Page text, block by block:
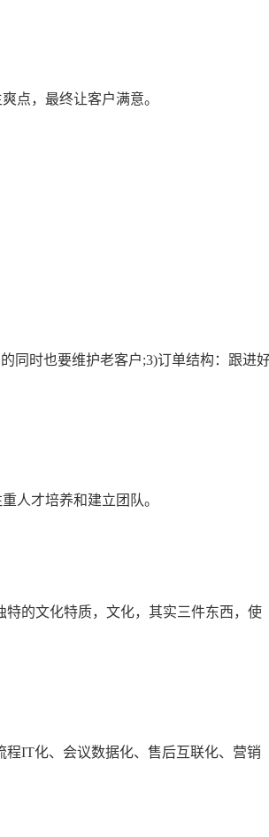
点，最终让客户满意。
时也要维护老客户;3)订单结构：跟进
人才培养和建立团队。
的文化特质，文化，其实三件东西，使
IT化、会议数据化、售后互联化、营销